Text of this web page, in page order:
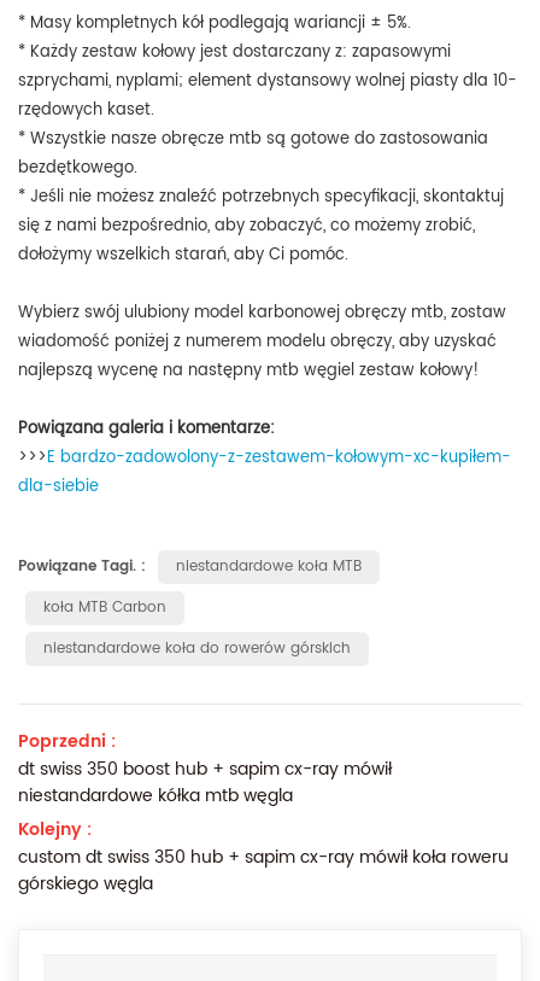
* Masy kompletnych kół podlegają wariancji ± 5%.
* Każdy zestaw kołowy jest dostarczany z: zapasowymi
szprychami, nyplami; element dystansowy wolnej piasty dla 10-
rzędowych kaset.
* Wszystkie nasze obręcze mtb są gotowe do zastosowania
bezdętkowego.
* Jeśli nie możesz znaleźć potrzebnych specyfikacji, skontaktuj
się z nami bezpośrednio, aby zobaczyć, co możemy zrobić,
dołożymy wszelkich starań, aby Ci pomóc.
Wybierz swój ulubiony model karbonowej obręczy mtb, zostaw
wiadomość poniżej z numerem modelu obręczy, aby uzyskać
najlepszą wycenę na następny mtbwęgielzestaw kołowy!
Powiązana galeria i komentarze:
>>>E bardzo-zadowolony-z-zestawem-kołowym-xc-kupiłem-
dla-siebie
Powiązane Tagi. :
niestandardowe koła MTB
koła MTB Carbon
niestandardowe koła do rowerów górskich
Poprzedni :
dt swiss 350 boost hub + sapim cx-ray mówił
niestandardowe kółka mtb węgla
Kolejny :
custom dt swiss 350 hub + sapim cx-ray mówił koła roweru
górskiego węgla